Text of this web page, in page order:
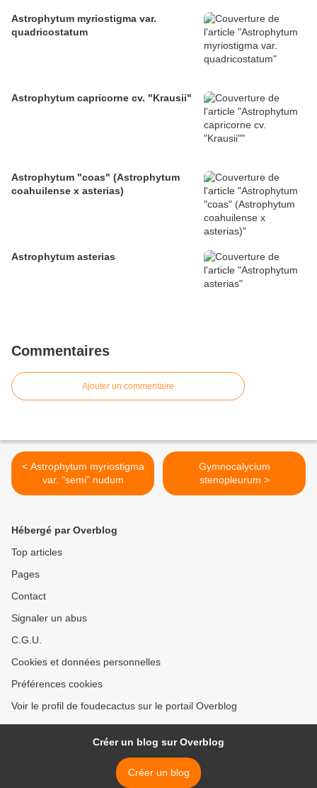
Astrophytum myriostigma var.
quadricostatum
Astrophytum capricorne cv. "Krausii"
Astrophytum "coas" (Astrophytum
coahuilense x asterias)
Astrophytum asterias
Commentaires
Ajouter un commentaire
< Astrophytum myriostigma
var. "semi" nudum
Gymnocalycium
stenopleurum >
Hébergé par Overblog
Top articles
Pages
Contact
Signaler un abus
C.G.U.
Cookies et données personnelles
Préférences cookies
Voir le profil de foudecactus sur le portail Overblog
Créer un blog sur Overblog
Créer un blog